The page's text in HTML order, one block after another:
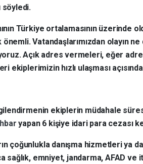
söyledi.
Türkiye ortalamasının üzerinde
Vatandaşlarımızdan olayın
Açık adres vermeleri, eğer
ekiplerimizin hızlı ulaşması
ekiplerin müdahale
yapan 6 kişiye idari para cezası
çoğunlukla danışma hizmetleri ya
sağlık, emniyet, jandarma, AFAD